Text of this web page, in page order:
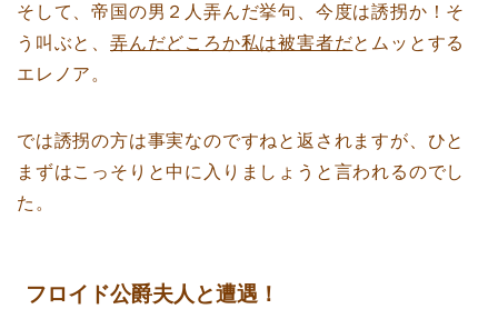
そして、帝国の男２人弄んだ挙句、今度は誘拐か！そ
う叫ぶと、 弄んだどころか私は被害者だとムッとする
エレノア。
では誘拐の方は事実なのですねと返されますが、ひと
まずはこっそりと中に入りましょうと言われるのでし
た。
フロイド公爵夫人と遭遇！